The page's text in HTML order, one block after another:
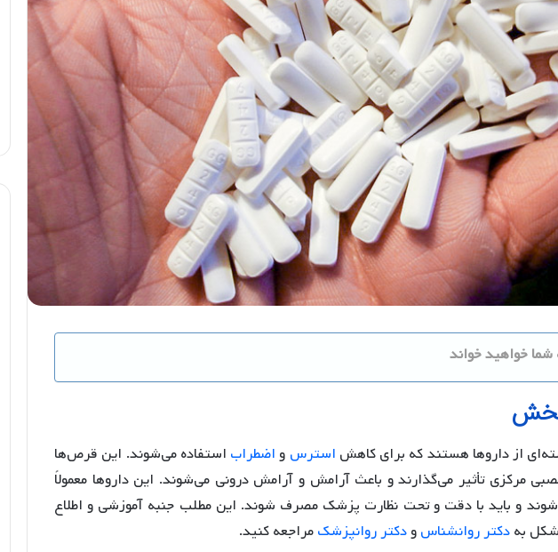
شما خواهید خواند
از داروها هستند که برای کاهش استرس واضطراب استفاده می‌شوند. این قرص‌ها
مرکزی تأثیر می‌گذارند و باعث آرامش و آرامش درونی می‌شوند. این داروها معمولاً
و باید با دقت و تحت نظارت پزشک مصرف شوند. این مطلب جنبه آموزشی و اطلاع
بهدکتر روانشناسودکتر روانپزشکمراجعه کنید.